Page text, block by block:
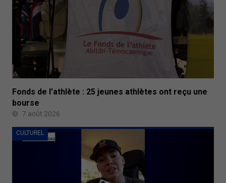
Fonds de l’athlète : 25 jeunes athlètes ont reçu une
bourse
7 août 2026
CULTUREL